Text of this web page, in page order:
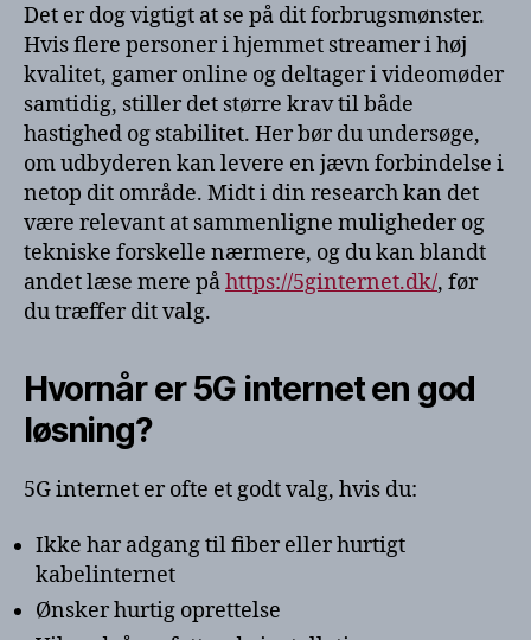
Det er dog vigtigt at se på dit forbrugsmønster.
Hvis flere personer i hjemmet streamer i høj
kvalitet, gamer online og deltager i videomøder
samtidig, stiller det større krav til både
hastighed og stabilitet. Her bør du undersøge,
om udbyderen kan levere en jævn forbindelse i
netop dit område. Midt i din research kan det
være relevant at sammenligne muligheder og
tekniske forskelle nærmere, og du kan blandt
andet læse mere påhttps://5ginternet.dk/, før
du træffer dit valg.
Hvornår er 5G internet en god
løsning?
5G internet er ofte et godt valg, hvis du:
Ikke har adgang til fiber eller hurtigt
kabelinternet
Ønsker hurtig oprettelse